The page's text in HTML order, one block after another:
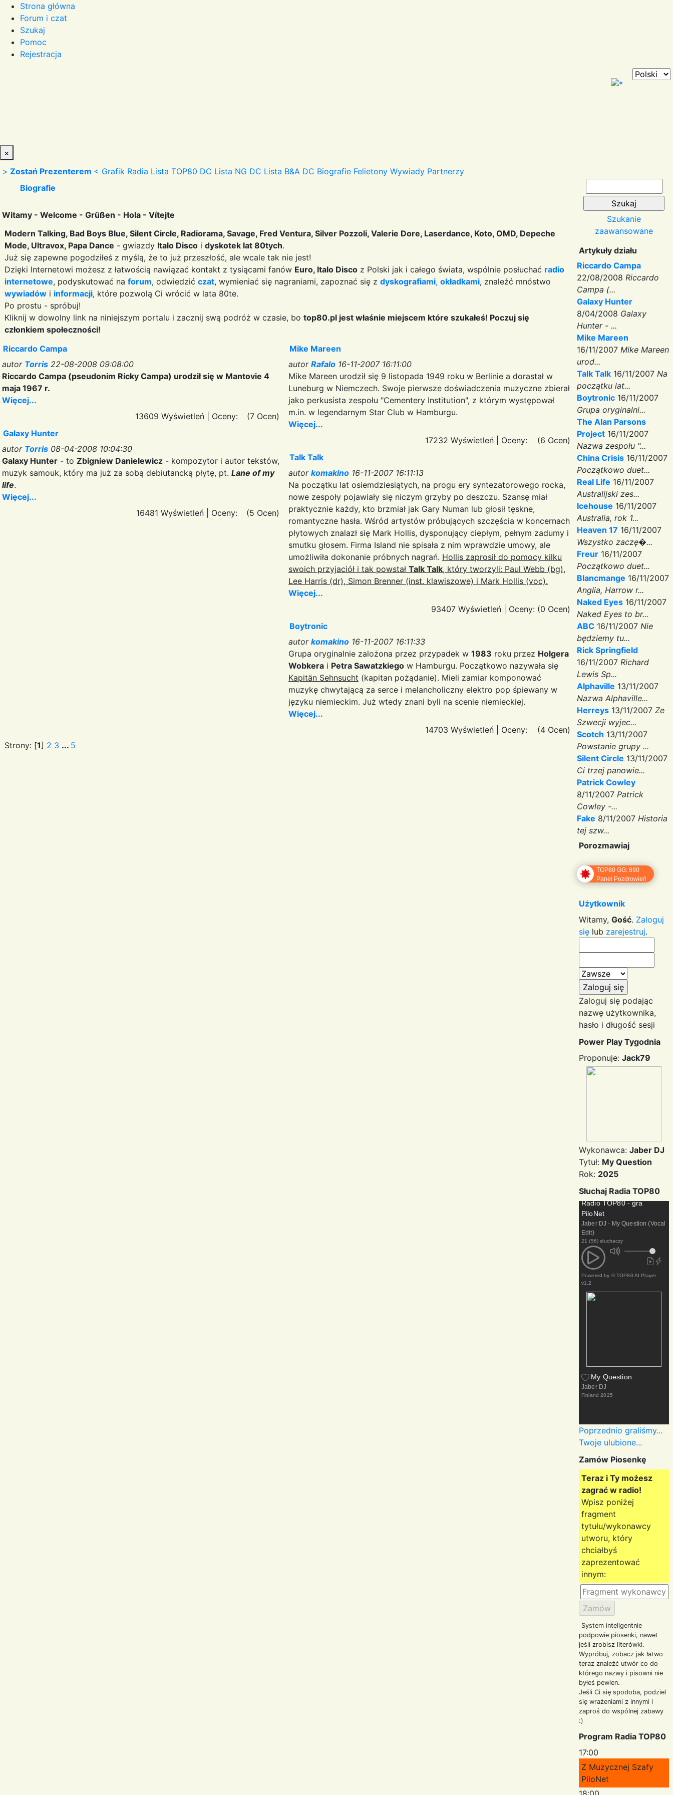
Strona główna
Forum i czat
Szukaj
Pomoc
Rejestracja
×
> Zostań Prezenterem < Grafik Radia Lista TOP80 DC Lista NG DC Lista B&A DC Biografie Felietony Wywiady Partnerzy
Biografie
Witamy - Welcome - Grüßen - Hola - Vítejte
Modern Talking, Bad Boys Blue, Silent Circle, Radiorama, Savage, Fred Ventura, Silver Pozzoli, Valerie Dore, Laserdance, Koto, OMD, Depeche
Mode, Ultravox, Papa Dance - gwiazdy Italo Disco i dyskotek lat 80tych.
Już się zapewne pogodziłeś z myślą, że to już przeszłość, ale wcale tak nie jest!
Dzięki Internetowi możesz z łatwością nawiązać kontakt z tysiącami fanów Euro, Italo Disco z Polski jak i całego świata, wspólnie posłuchać radio
internetowe, podyskutować na forum, odwiedzić czat, wymieniać się nagraniami, zapoznać się z dyskografiami, okładkami, znaleźć mnóstwo
wywiadów i informacji, które pozwolą Ci wrócić w lata 80te.
Po prostu - spróbuj!
Kliknij w dowolny link na niniejszym portalu i zacznij swą podróż w czasie, bo top80.pl jest właśnie miejscem które szukałeś! Poczuj się
członkiem społeczności!
Riccardo Campa
autor Torris 22-08-2008 09:08:00
Riccardo Campa (pseudonim Ricky Campa) urodził się w Mantovie 4
maja 1967 r.
Więcej...
13609 Wyświetleń
Oceny:
(7 Ocen)
Galaxy Hunter
autor Torris 08-04-2008 10:04:30
Galaxy Hunter - to Zbigniew Danielewicz - kompozytor i autor tekstów,
muzyk samouk, który ma już za sobą debiutancką płytę, pt. Lane of my
life.
Więcej...
16481 Wyświetleń
Oceny: (5 Ocen)
Mike Mareen
autor Rafalo 16-11-2007 16:11:00
Mike Mareen urodził się 9 listopada 1949 roku w Berlinie a dorastał w
Luneburg w Niemczech. Swoje pierwsze doświadczenia muzyczne zbierał
jako perkusista zespołu "Cementery Institution", z którym występował
m.in. w legendarnym Star Club w Hamburgu.
Więcej...
17232 Wyświetleń
Oceny:
(6 Ocen)
Talk Talk
autor komakino 16-11-2007 16:11:13
Na początku lat osiemdziesiątych, na progu ery syntezatorowego rocka,
nowe zespoły pojawiały się niczym grzyby po deszczu. Szansę miał
praktycznie każdy, kto brzmiał jak Gary Numan lub głosił tęskne,
romantyczne hasła. Wśród artystów próbujących szczęścia w koncernach
płytowych znalazł się Mark Hollis, dysponujący ciepłym, pełnym zadumy i
smutku głosem. Firma Island nie spisała z nim wprawdzie umowy, ale
umożliwiła dokonanie próbnych nagrań. Hollis zaprosił do pomocy kilku
swoich przyjaciół i tak powstał Talk Talk, który tworzyli: Paul Webb (bg),
Lee Harris (dr), Simon Brenner (inst. klawiszowe) i Mark Hollis (voc).
Więcej...
93407 Wyświetleń
Oceny: (0 Ocen)
Boytronic
autor komakino 16-11-2007 16:11:33
Grupa oryginalnie zalożona przez przypadek w 1983 roku przez Holgera
Wobkera i Petra Sawatzkiego w Hamburgu. Początkowo nazywała się
Kapitän Sehnsucht (kapitan pożądanie). Mieli zamiar komponować
muzykę chwytającą za serce i melancholiczny elektro pop śpiewany w
języku niemieckim. Już wtedy znani byli na scenie niemieckiej.
Więcej...
14703 Wyświetleń
Oceny:
(4 Ocen)
Strony: [1] 2 3 ... 5
Szukanie
zaawansowane
Artykuły działu
Riccardo Campa
22/08/2008 Riccardo
Campa (...
Galaxy Hunter
8/04/2008 Galaxy
Hunter - ...
Mike Mareen
16/11/2007 Mike Mareen
urod...
Talk Talk 16/11/2007 Na
początku lat...
Boytronic 16/11/2007
Grupa oryginalni...
The Alan Parsons
Project 16/11/2007
Nazwa zespołu "...
China Crisis 16/11/2007
Początkowo duet...
Real Life 16/11/2007
Australijski zes...
Icehouse 16/11/2007
Australia, rok 1...
Heaven 17 16/11/2007
Wszystko zaczę�...
Freur 16/11/2007
Początkowo duet...
Blancmange 16/11/2007
Anglia, Harrow r...
Naked Eyes 16/11/2007
Naked Eyes to br...
ABC 16/11/2007 Nie
będziemy tu...
Rick Springfield
16/11/2007 Richard
Lewis Sp...
Alphaville 13/11/2007
Nazwa Alphaville...
Herreys 13/11/2007 Ze
Szwecji wyjec...
Scotch 13/11/2007
Powstanie grupy ...
Silent Circle 13/11/2007
Ci trzej panowie...
Patrick Cowley
8/11/2007 Patrick
Cowley -...
Fake 8/11/2007 Historia
tej szw...
Porozmawiaj
TOP80 GG: 890
Panel Pozdrowień
Użytkownik
Witamy, Gość. Zaloguj
się lub zarejestruj.
Zaloguj się podając
nazwę użytkownika,
hasło i długość sesji
Power Play Tygodnia
Proponuje: Jack79
Wykonawca: Jaber DJ
Tytuł: My Question
Rok: 2025
Słuchaj Radia TOP80
Radio TOP80 - gra
PiloNet
Jaber DJ - My Question (Vocal
Edit)
21 (56) słuchaczy
Powered by © TOP80 AI Player
v1.2
My Question
Jaber DJ
Finland 2025
Poprzednio graliśmy...
Twoje ulubione...
Zamów Piosenkę
Teraz i Ty możesz
zagrać w radio!
Wpisz poniżej
fragment
tytułu/wykonawcy
utworu, który
chciałbyś
zaprezentować
innym:
System inteligentnie
podpowie piosenki, nawet
jeśli zrobisz literówki.
Wypróbuj, zobacz jak łatwo
teraz znaleźć utwór co do
którego nazwy i pisowni nie
byłeś pewien.
Jeśli Ci się spodoba, podziel
się wrażeniami z innymi i
zaproś do wspólnej zabawy
:)
Program Radia TOP80
17:00
Z Muzycznej Szafy
PiloNet